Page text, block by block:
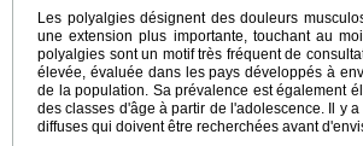
Les polyalgies désignent des douleurs
une extension plus importante, touchant au
polyalgies sont un motif très fréquent de
élevée, évaluée dans les pays développés à
de la population. Sa prévalence est également
des classes d'âge à partir de l'adolescence. Il y
diffuses qui doivent être recherchées avant